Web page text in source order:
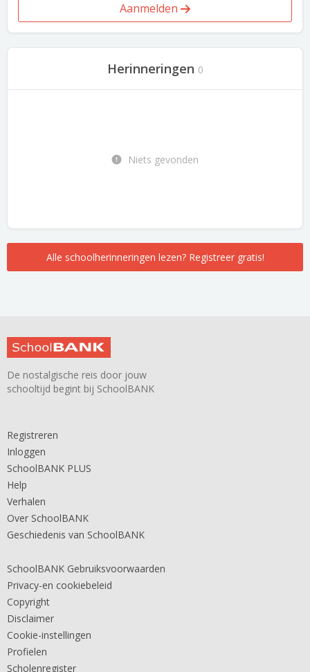
Aanmelden
Herinneringen 0
Niets gevonden
Alle schoolherinneringen lezen? Registreer gratis!
De nostalgische reis door jouw
schooltijd begint bij SchoolBANK
Registreren
Inloggen
SchoolBANK PLUS
Help
Verhalen
Over SchoolBANK
Geschiedenis van SchoolBANK
SchoolBANK Gebruiksvoorwaarden
Privacy-en cookiebeleid
Copyright
Disclaimer
Cookie-instellingen
Profielen
Scholenregister